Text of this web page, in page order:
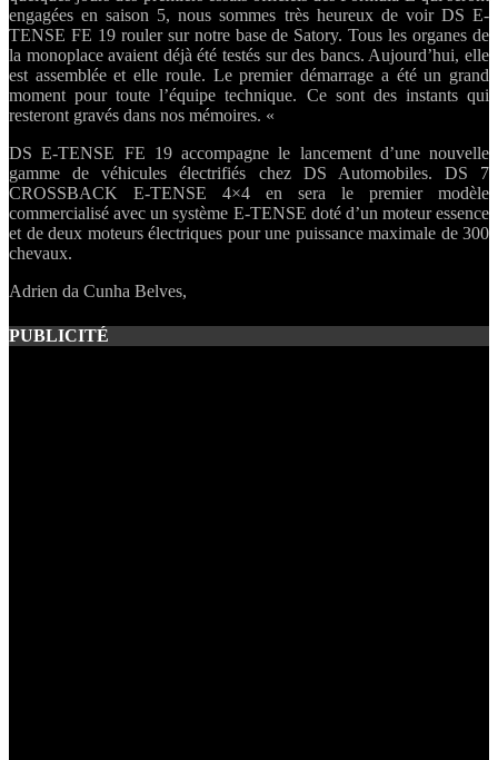
engagées en saison 5, nous sommes très heureux de voir DS E-
TENSE FE 19 rouler sur notre base de Satory. Tous les organes de
la monoplace avaient déjà été testés sur des bancs. Aujourd’hui, elle
est assemblée et elle roule. Le premier démarrage a été un grand
moment pour toute l’équipe technique. Ce sont des instants qui
resteront gravés dans nos mémoires. «
DS E-TENSE FE 19 accompagne le lancement d’une nouvelle
gamme de véhicules électrifiés chez DS Automobiles. DS 7
CROSSBACK E-TENSE 4×4 en sera le premier modèle
commercialisé avec un système E-TENSE doté d’un moteur essence
et de deux moteurs électriques pour une puissance maximale de 300
chevaux.
Adrien da Cunha Belves,
PUBLICITÉ